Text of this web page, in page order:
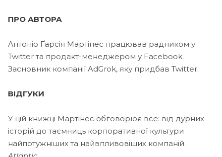
ПРО АВТОРА
Антоніо Ґарсія Мартінес працював радником у
Twitter та продакт-менеджером у Facebook.
Засновник компанії AdGrok, яку придбав Twitter.
ВІДГУКИ
У цій книжці Мартінес обговорює все: від дурних
історій до таємниць корпоративної культури
найпотужніших та найвпливовіших компаній.